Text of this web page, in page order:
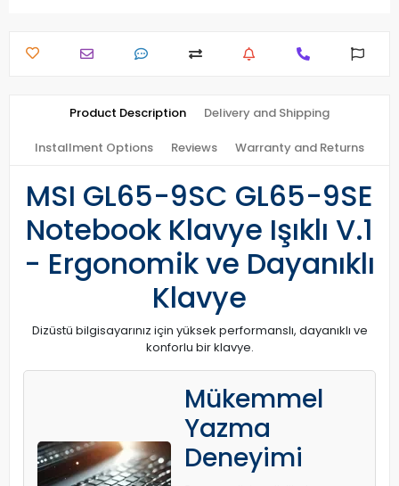
Product Description Delivery and Shipping
Installment Options Reviews Warranty and Returns
MSI GL65-9SC GL65-9SE
Notebook Klavye Işıklı V.1
- Ergonomik ve Dayanıklı
Klavye
Dizüstü bilgisayarınız için yüksek performanslı, dayanıklı ve
konforlu bir klavye.
Mükemmel
Yazma
Deneyimi